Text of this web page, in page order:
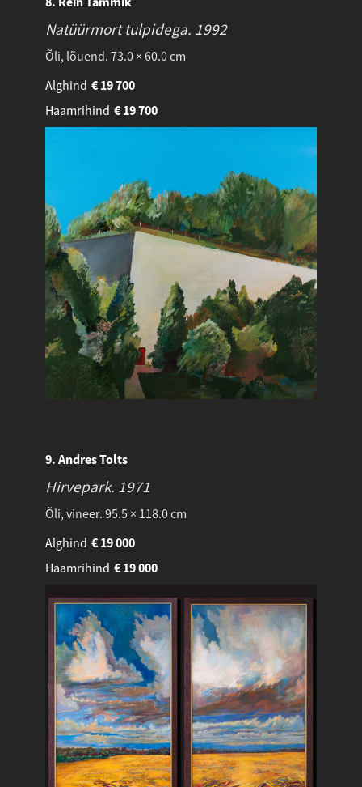
Natüürmort tulpidega. 1992
Õli, lõuend. 73.0 × 60.0 cm
Alghind
19 700
€
Haamrihind
19 700
€
9. Andres Tolts
Hirvepark. 1971
Õli, vineer. 95.5 × 118.0 cm
Alghind
19 000
€
Haamrihind
19 000
€